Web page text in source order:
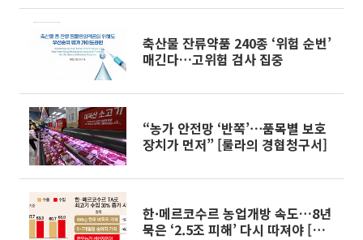
축산물 잔류약품 240종 ‘위험 순번’
매긴다…고위험 검사 집중
“농가 안전망 ‘반쪽’⋯품목별 보호
장치가 먼저” [룰라의 경협청구서]
한·메르코수르 농업개방 속도…8년
묵은 ‘2.5조 피해’ 다시 따져야 [룰